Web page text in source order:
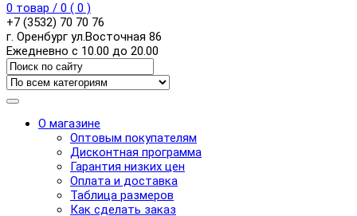
0 товар / 0 ( 0 )
+7 (3532) 70 70 76
г. Оренбург ул.Восточная 86
Ежедневно с 10.00 до 20.00
О магазине
Оптовым покупателям
Дисконтная программа
Гарантия низких цен
Оплата и доставка
Таблица размеров
Как сделать заказ